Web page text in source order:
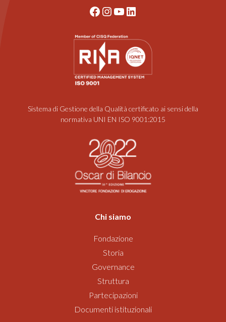
Facebook
Instagram
YouTube
LinkedIn
Sistema di Gestione della Qualità certificato ai sensi della
normativa UNI EN ISO 9001:2015
Chi siamo
Fondazione
Storia
Governance
Struttura
Partecipazioni
Documenti istituzionali